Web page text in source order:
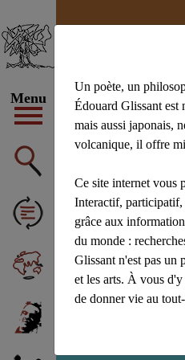
Menu
Un poète, un
Édouard Glissant est
mais aussi japonais,
volcanique, il offre
Ce site internet vous
Interactif, participatif,
grâce aux
du monde :
Glissant n'est pas un
et les arts. À vous
de donner vie au